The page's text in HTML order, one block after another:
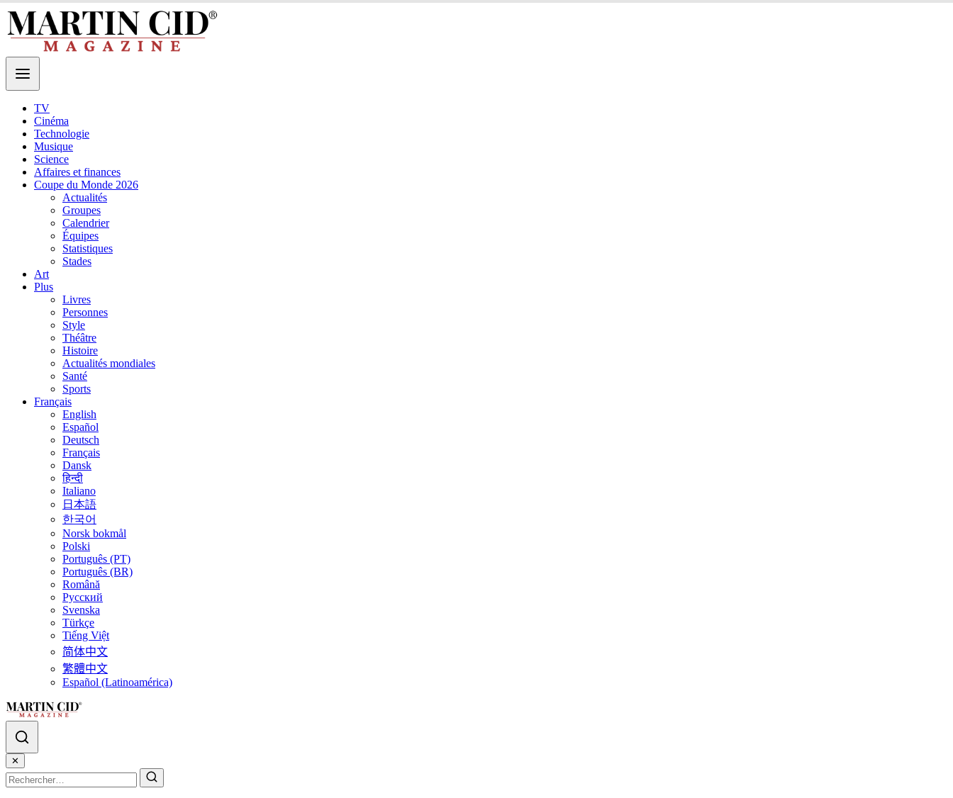
TV
Cinéma
Technologie
Musique
Science
Affaires et finances
Coupe du Monde 2026
Actualités
Groupes
Calendrier
Équipes
Statistiques
Stades
Art
Plus
Livres
Personnes
Style
Théâtre
Histoire
Actualités mondiales
Santé
Sports
Français
English
Español
Deutsch
Français
Dansk
हिन्दी
Italiano
日本語
한국어
Norsk bokmål
Polski
Português (PT)
Português (BR)
Română
Русский
Svenska
Türkçe
Tiếng Việt
简体中文
繁體中文
Español (Latinoamérica)
✕